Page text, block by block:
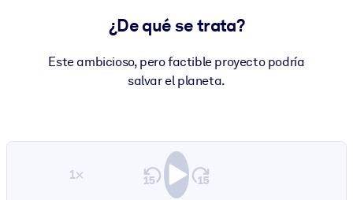
estructurados para mejorar los resultados.
¿De qué se trata?
Este ambicioso, pero factible proyecto podría
salvar el planeta.
1×